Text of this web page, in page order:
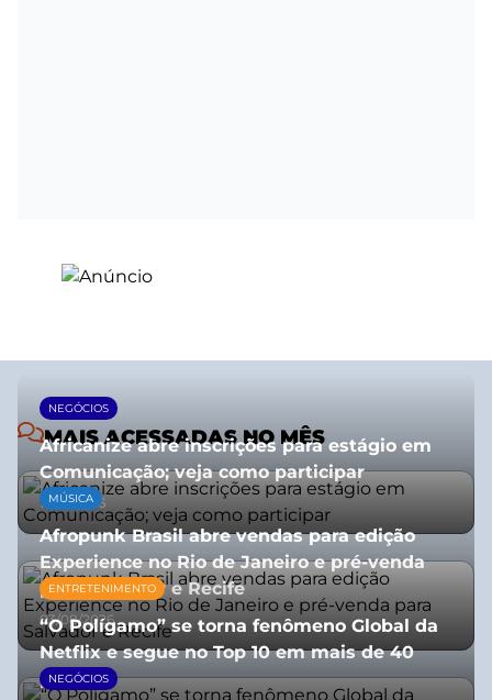
MAIS ACESSADAS NO MÊS
NEGÓCIOS
Africanize abre inscrições para estágio em
Comunicação; veja como participar
13/01/2026
MÚSICA
Afropunk Brasil abre vendas para edição
Experience no Rio de Janeiro e pré-venda
para Salvador e Recife
03/08/2026
ENTRETENIMENTO
“O Polígamo” se torna fenômeno Global da
Netflix e segue no Top 10 em mais de 40
países
NEGÓCIOS